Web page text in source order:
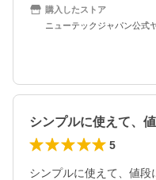
購入したストア
ニューテックジャパン公式
5
シンプルに使えて、値